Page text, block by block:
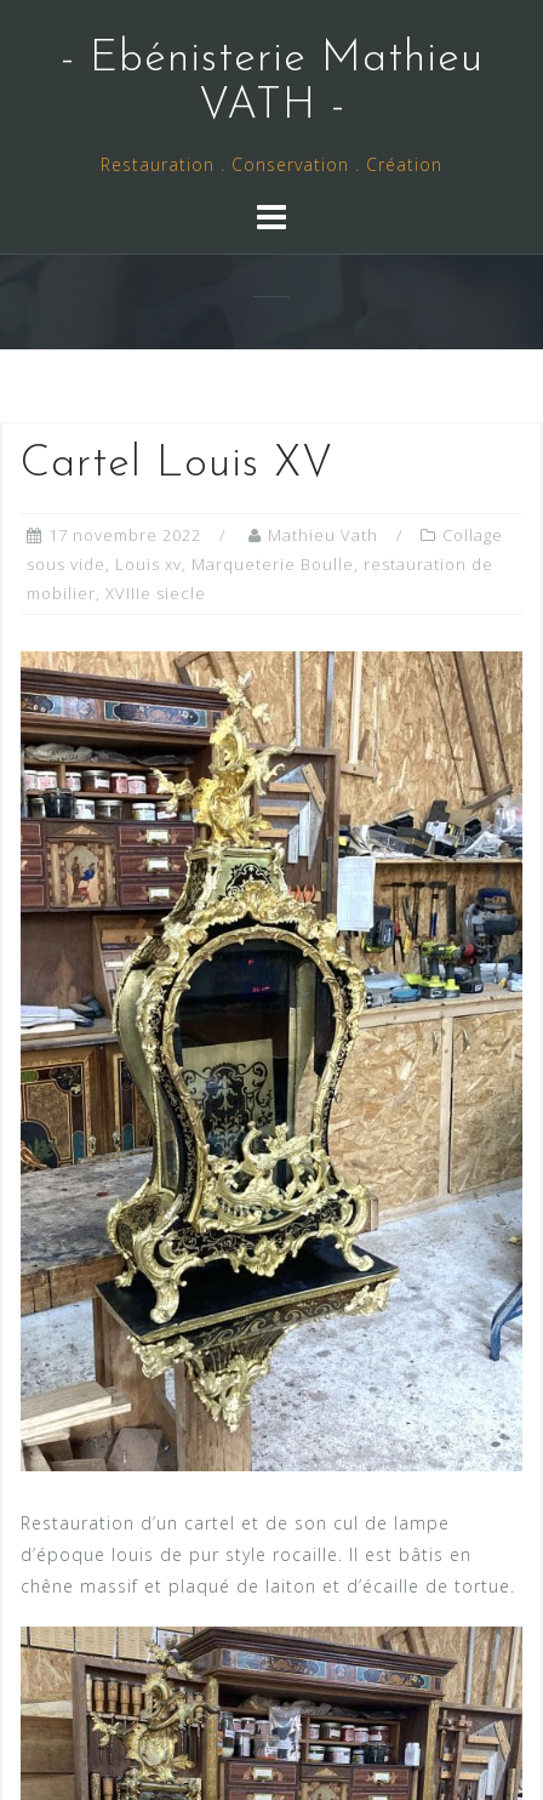
- Ebénisterie Mathieu
VATH -
Restauration . Conservation . Création
Cartel Louis XV
17 novembre 2022 Mathieu Vath
Collage
sous vide, Louis xv, Marqueterie Boulle, restauration de
mobilier, XVIIIe siecle
Restauration d’un cartel et de son cul de lampe
d’époque louis de pur style rocaille. Il est bâtis en
chêne massif et plaqué de laiton et d’écaille de tortue.